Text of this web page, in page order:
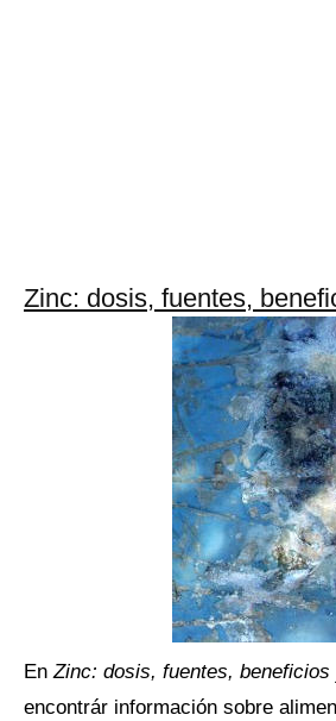
Zinc: dosis, fuentes,
EnZinc: dosis, fuentes,
encontrár información sobre